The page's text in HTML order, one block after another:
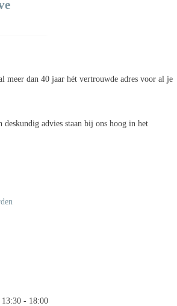
meer dan 40 jaar hét vertrouwde adres voor al je
deskundig advies staan bij ons hoog in het
- 18:00